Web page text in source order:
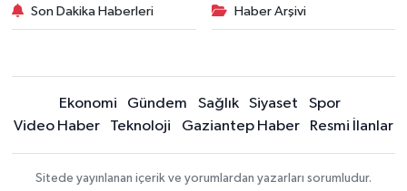
Son Dakika Haberleri Haber Arşivi
Ekonomi Gündem Sağlık Siyaset
Spor
Video Haber
Teknoloji Gaziantep Haber Resmi İlanlar
Sitede yayınlanan içerik ve yorumlardan yazarları sorumludur.